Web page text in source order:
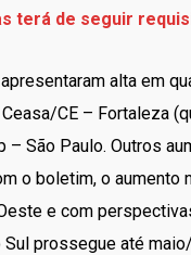
terá de seguir
alta em
CE – Fortaleza
– São Paulo. Outros
o boletim, o
e com
prossegue até